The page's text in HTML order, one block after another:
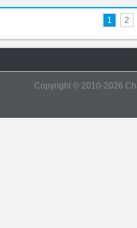
1 2
Copyright © 2010-2026